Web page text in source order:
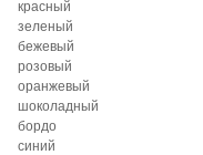
красный
зеленый
бежевый
розовый
оранжевый
шоколадный
бордо
синий